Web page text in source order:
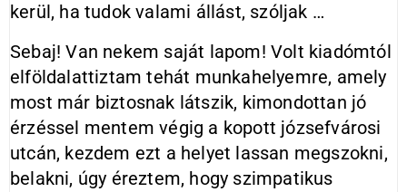
kerül, ha tudok valami állást, szóljak …
Sebaj! Van nekem saját lapom! Volt kiadómtól
elföldalattiztam tehát munkahelyemre, amely
most már biztosnak látszik, kimondottan jó
érzéssel mentem végig a kopott józsefvárosi
utcán, kezdem ezt a helyet lassan megszokni,
belakni, úgy éreztem, hogy szimpatikus